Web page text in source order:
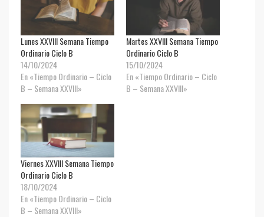
Lunes XXVIII Semana Tiempo
Ordinario Ciclo B
14/10/2024
En «Tiempo Ordinario – Ciclo
B – Semana XXVIII»
Martes XXVIII Semana Tiempo
Ordinario Ciclo B
15/10/2024
En «Tiempo Ordinario – Ciclo
B – Semana XXVIII»
Viernes XXVIII Semana Tiempo
Ordinario Ciclo B
18/10/2024
En «Tiempo Ordinario – Ciclo
B – Semana XXVIII»